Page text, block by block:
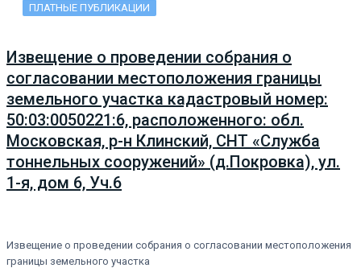
ПЛАТНЫЕ ПУБЛИКАЦИИ
Извещение о проведении собрания о
согласовании местоположения границы
земельного участка кадастровый номер:
50:03:0050221:6, расположенного: обл.
Московская, р-н Клинский, СНТ «Служба
тоннельных сооружений» (д.Покровка), ул.
1-я, дом 6, Уч.6
Извещение о проведении собрания о согласовании местоположения
границы земельного участка